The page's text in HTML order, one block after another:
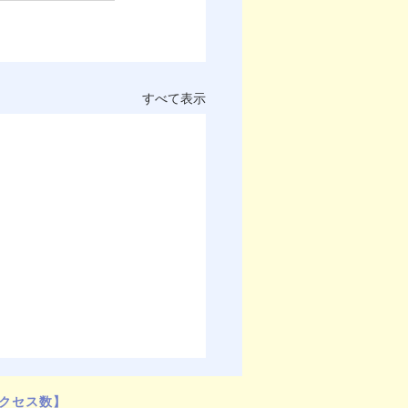
すべて表示
セス数】